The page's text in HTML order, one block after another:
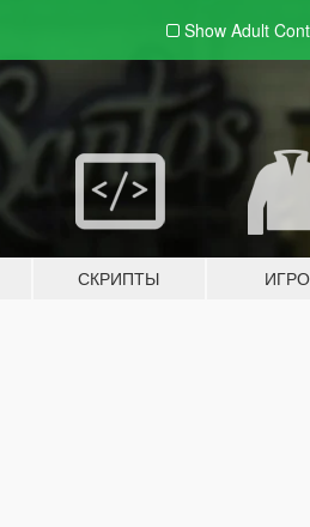
Show Adult
СКРИПТЫ